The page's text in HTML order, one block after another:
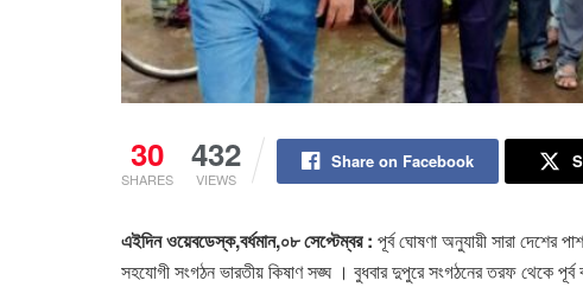
30
SHARES
432
VIEWS
Share on Facebook
এইদিন ওয়েবডেস্ক,বর্ধমান,০৮ সেপ্টেম্বর : পূর্ব ঘোষণা অনুযায়ী সারা দেশের
সহযোগী সংগঠন ভারতীয় কিষাণ সঙ্ঘ । বুধবার দুপুরে সংগঠনের তরফ থেকে পূর্ব